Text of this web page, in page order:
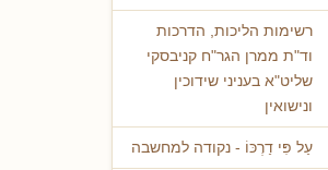
רשימות הליכות, הדרכות
וד"ת ממרן הגר"ח קניבסקי
שליט"א בעניני שידוכין
ונישואין
עַל פִּי דַרְכּוֹ - נקודה למחשבה